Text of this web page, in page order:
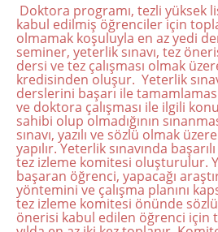
Doktora programı, tezli yüksek
kabul edilmiş öğrenciler için
olmamak koşuluyla en az yedi
seminer, yeterlik sınavı, tez
dersi ve tez çalışması olmak
kredisinden oluşur. Yeterlik
derslerini başarı ile
ve doktora çalışması ile ilgili
sahibi olup olmadığının
sınavı, yazılı ve sözlü olmak
yapılır. Yeterlik sınavında
tez izleme komitesi oluşturulur.
başaran öğrenci, yapacağı
yöntemini ve çalışma planını
tez izleme komitesi önünde
önerisi kabul edilen öğrenci için